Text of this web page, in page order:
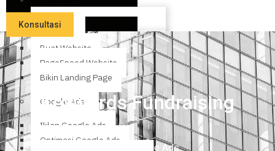
Website
Buat Website
PageSpeed Website
Bikin Landing Page
Google Ads
Iklan Google Ads
Optimasi Google Ads
Konsultasi
Keywords Fundraising
Keywords Fundraising Google Ads